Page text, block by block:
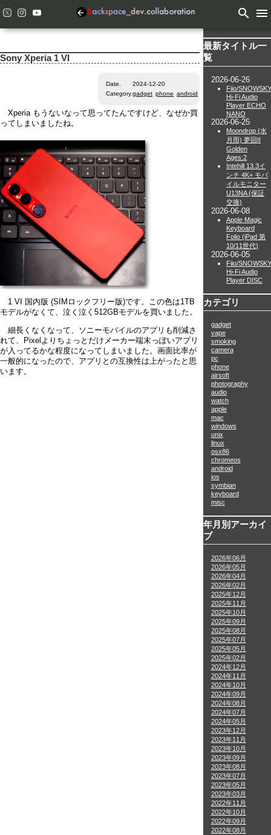
search menu
Sony Xperia 1 VI
Date.
2024-12-20
Category.gadget phone android
Xperia もうないなって思ってたんですけど、なぜか買
ってしまいましたね。
1 VI 国内版 (SIMロックフリー版)です。この色は1TB
モデルがなくて、泣く泣く512GBモデルを買いました。
細長くなくなって、ソニーモバイルのアプリも削減さ
れて、Pixelよりちょっとだけメーカー端末っぽいアプリ
が入ってるかな程度になってしまいました。画面比率が
一般的になったので、アプリとの互換性は上がったと思
います。
最新タイトル一
覧
2026-06-26
Fiio/SNOWSKY
Hi-Fi Audio
Player ECHO
NANO
2026-06-25
Moondrop (水
月雨) 夢回II
Golden
Ages:2
Intehill 13.3イ
ンチ 4K+ モバ
イルモニター
U13NA (保証
交換)
2026-06-08
Apple Magic
Keyboard
Folio (iPad 第
10/11世代)
2026-06-05
Fiio/SNOWSKY
Hi-Fi Audio
Player DISC
カテゴリ
gadget
vape
smoking
camera
pc
phone
airsoft
photography
audio
watch
apple
mac
windows
unix
linux
osx86
chromeos
android
ios
symbian
keyboard
misc
年月別アーカイ
ブ
2026年06月
2026年05月
2026年04月
2026年02月
2025年12月
2025年11月
2025年10月
2025年09月
2025年08月
2025年07月
2025年05月
2025年02月
2024年12月
2024年11月
2024年10月
2024年09月
2024年08月
2024年07月
2024年05月
2023年12月
2023年11月
2023年10月
2023年09月
2023年08月
2023年07月
2023年05月
2023年03月
2022年11月
2022年10月
2022年09月
2022年08月